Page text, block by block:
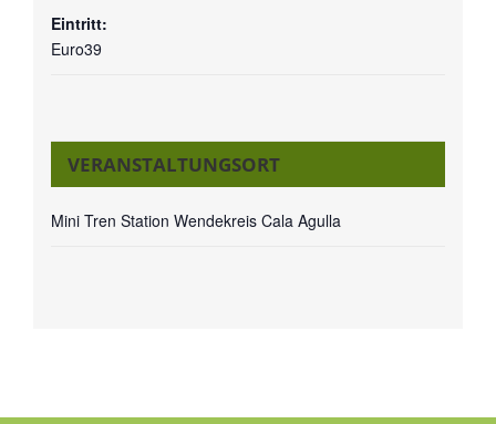
Eintritt:
Euro39
VERANSTALTUNGSORT
Mini Tren Station Wendekreis Cala Agulla